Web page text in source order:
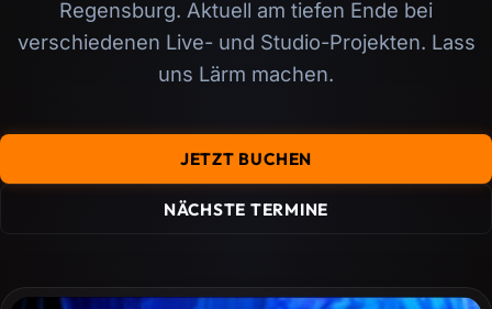
Regensburg. Aktuell am tiefen Ende bei
verschiedenen Live- und Studio-Projekten. Lass
uns Lärm machen.
JETZT BUCHEN
NÄCHSTE TERMINE